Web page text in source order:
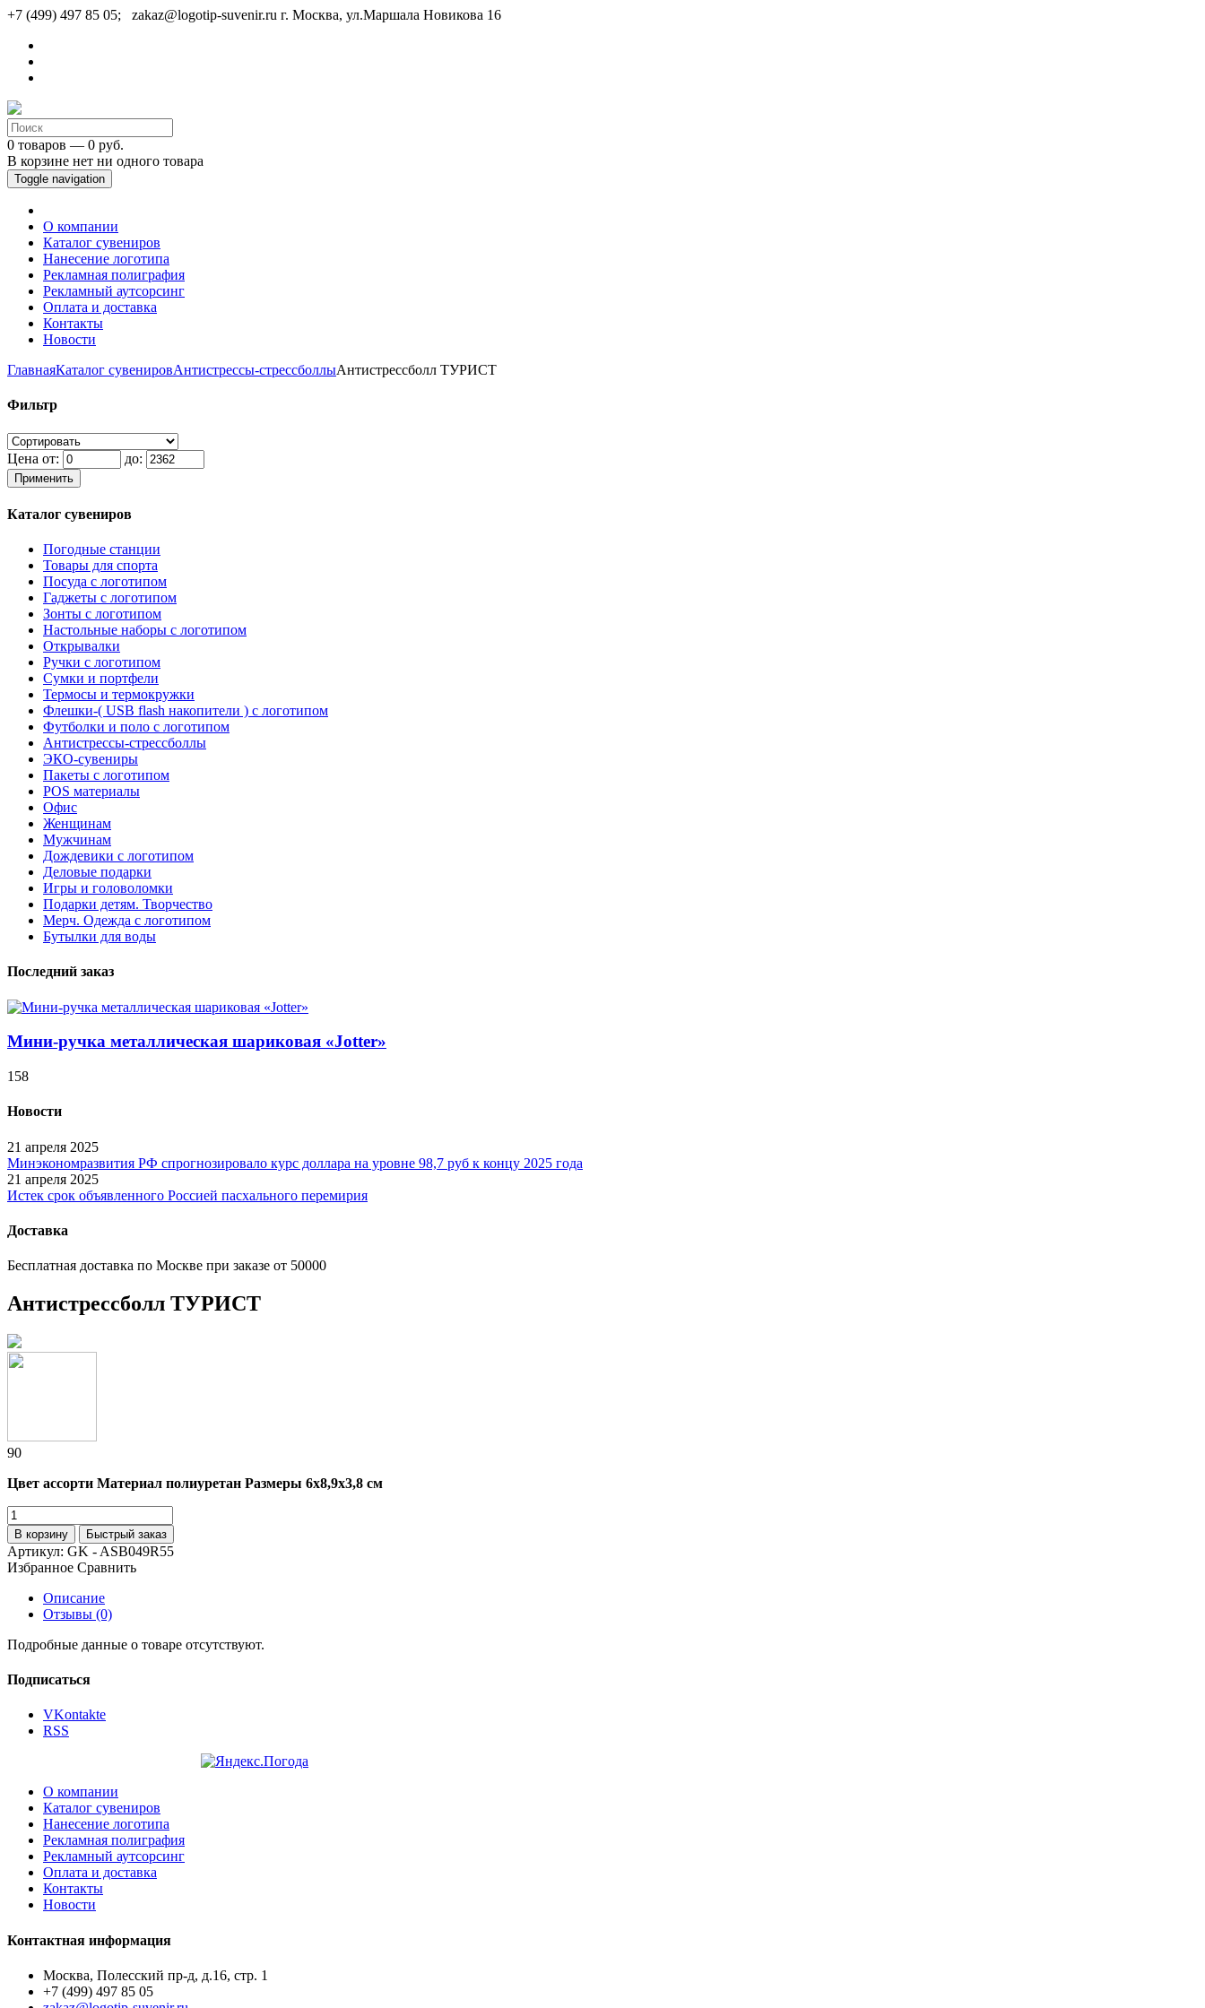
+7 (499) 497 85 05; zakaz@logotip-suvenir.ru г. Москва, ул.Маршала Новикова 16
0 товаров — 0 руб.
В корзине нет ни одного товара
Toggle navigation
О компании
Каталог сувениров
Нанесение логотипа
Рекламная полиграфия
Рекламный аутсорсинг
Оплата и доставка
Контакты
Новости
ГлавнаяКаталог сувенировАнтистрессы-стрессболлыАнтистрессболл ТУРИСТ
Фильтр
Цена от: до:
Применить
Каталог сувениров
Погодные станции
Товары для спорта
Посуда с логотипом
Гаджеты с логотипом
Зонты с логотипом
Настольные наборы с логотипом
Открывалки
Ручки с логотипом
Сумки и портфели
Термосы и термокружки
Флешки-( USB flash накопители ) с логотипом
Футболки и поло с логотипом
Антистрессы-стрессболлы
ЭКО-сувениры
Пакеты с логотипом
POS материалы
Офис
Женщинам
Мужчинам
Дождевики с логотипом
Деловые подарки
Игры и головоломки
Подарки детям. Творчество
Мерч. Одежда с логотипом
Бутылки для воды
Последний заказ
Мини-ручка металлическая шариковая «Jotter»
158
Новости
21 апреля 2025
Минэкономразвития РФ спрогнозировало курс доллара на уровне 98,7 руб к концу 2025 года
21 апреля 2025
Истек срок объявленного Россией пасхального перемирия
Доставка
Бесплатная доставка по Москве при заказе от 50000
Антистрессболл ТУРИСТ
90
Цвет ассорти Материал полиуретан Размеры 6х8,9х3,8 см
В корзину Быстрый заказ
Артикул: GK - ASB049R55
Избранное Сравнить
Описание
Отзывы (0)
Подробные данные о товаре отсутствуют.
Подписаться
VKontakte
RSS
О компании
Каталог сувениров
Нанесение логотипа
Рекламная полиграфия
Рекламный аутсорсинг
Оплата и доставка
Контакты
Новости
Контактная информация
Москва, Полесский пр-д, д.16, стр. 1
+7 (499) 497 85 05